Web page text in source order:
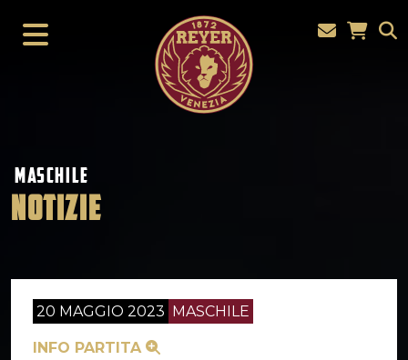
MASCHILE
NOTIZIE
20 MAGGIO 2023 MASCHILE
INFO PARTITA